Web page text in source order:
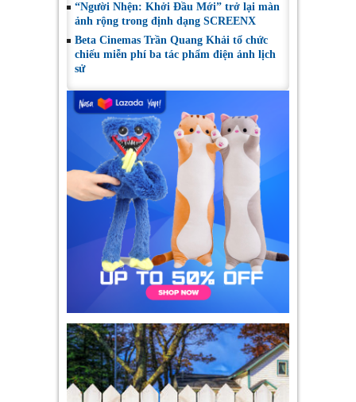
“Người Nhện: Khởi Đầu Mới” trở lại màn
ảnh rộng trong định dạng SCREENX
Beta Cinemas Trần Quang Khải tổ chức
chiếu miễn phí ba tác phẩm điện ảnh lịch
sử